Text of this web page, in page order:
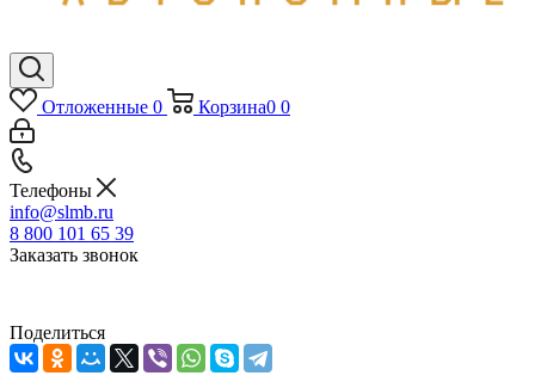
Отложенные 0 Корзина0 0
Телефоны
info@slmb.ru
8 800 101 65 39
Заказать звонок
Поделиться